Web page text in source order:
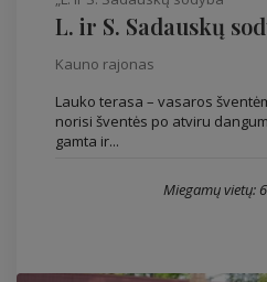
L. ir S. Sadauskų
Kauno rajonas
Lauko terasa – vasaros
norisi šventės po atviru
gamta ir...
Miegamų vietų: